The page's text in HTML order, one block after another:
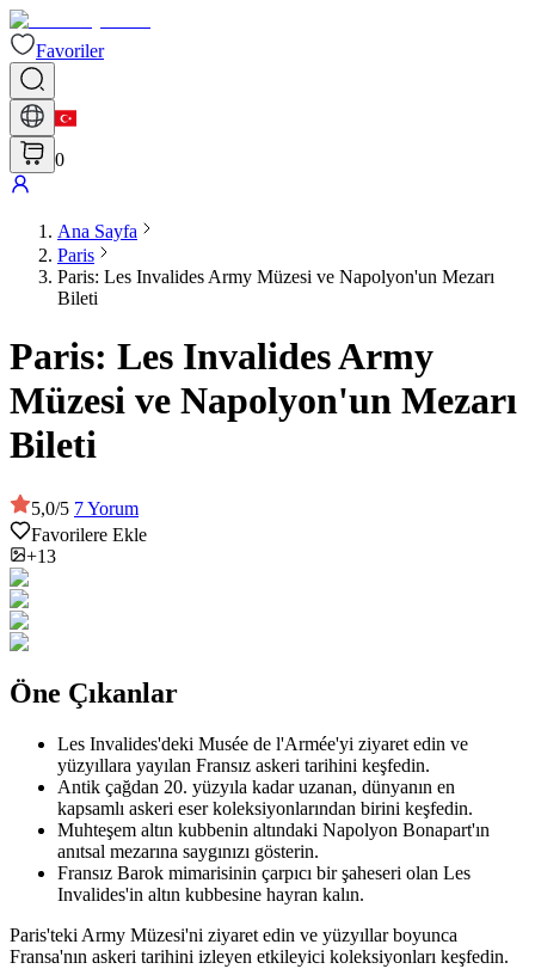
Favoriler
0
Ana Sayfa
Paris
Paris: Les Invalides Army Müzesi ve Napolyon'un Mezarı
Bileti
Paris: Les Invalides Army
Müzesi ve Napolyon'un Mezarı
Bileti
5,0/5 7Yorum
Favorilere Ekle
+13
Öne Çıkanlar
Les Invalides'deki Musée de l'Armée'yi ziyaret edin ve
yüzyıllara yayılan Fransız askeri tarihini keşfedin.
Antik çağdan 20. yüzyıla kadar uzanan, dünyanın en
kapsamlı askeri eser koleksiyonlarından birini keşfedin.
Muhteşem altın kubbenin altındaki Napolyon Bonapart'ın
anıtsal mezarına saygınızı gösterin.
Fransız Barok mimarisinin çarpıcı bir şaheseri olan Les
Invalides'in altın kubbesine hayran kalın.
Paris'teki Army Müzesi'ni ziyaret edin ve yüzyıllar boyunca
Fransa'nın askeri tarihini izleyen etkileyici koleksiyonları keşfedin.